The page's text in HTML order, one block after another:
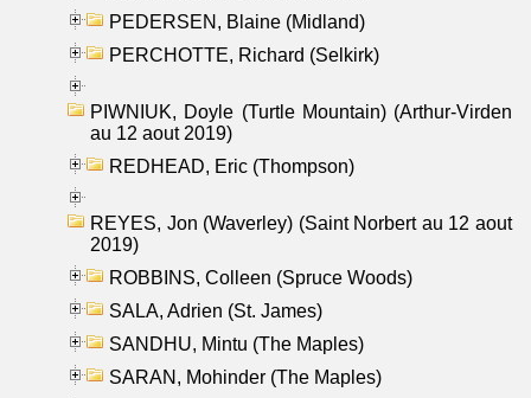
PEDERSEN, Blaine (Midland)
PERCHOTTE, Richard (Selkirk)
PIWNIUK, Doyle (Turtle Mountain) (Arthur-Virden
au 12 aout 2019)
REDHEAD, Eric (Thompson)
REYES, Jon (Waverley) (Saint Norbert au 12 aout
2019)
ROBBINS, Colleen (Spruce Woods)
SALA, Adrien (St. James)
SANDHU, Mintu (The Maples)
SARAN, Mohinder (The Maples)